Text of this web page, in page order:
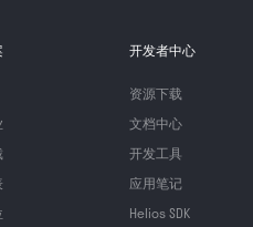
开发者中心
资源下载
文档中心
开发工具
应用笔记
Helios SDK